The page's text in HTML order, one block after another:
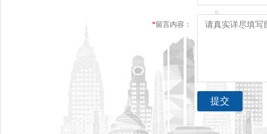
*留言内容：
提交